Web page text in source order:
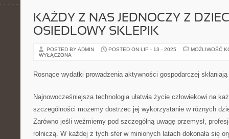
KAŻDY Z NAS JEDNOCZY Z
OSIEDLOWY SKLEPIK
POSTED BY ADMIN POSTED ON LIP - 13 - 2025
MOŻLIWOŚĆ
WYŁĄCZONA
Rosnące wydatki prowadzenia aktywności gospodarczej
Najnowocześniejsza technologia ułatwia życie człowiekowi na
szczególności możemy dostrzec jej wykorzystanie w różnych
Zarówno jeśli weźmiemy pod szczególną uwagę przemysł,
rolniczą. W każdej z tych sfer w minionych latach dokonała się